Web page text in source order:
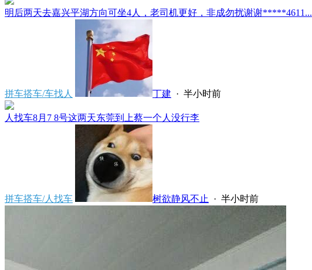
明后两天去嘉兴平湖方向可坐4人，老司机更好，非成勿扰谢谢*****4611...
拼车搭车/车找人 丁建 · 半小时前
人找车8月7 8号这两天东莞到上蔡一个人没行李
拼车搭车/人找车 树欲静风不止 · 半小时前